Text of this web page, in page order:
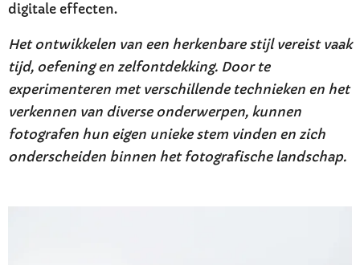
digitale effecten.
Het ontwikkelen van een herkenbare stijl vereist vaak
tijd, oefening en zelfontdekking. Door te
experimenteren met verschillende technieken en het
verkennen van diverse onderwerpen, kunnen
fotografen hun eigen unieke stem vinden en zich
onderscheiden binnen het fotografische landschap.